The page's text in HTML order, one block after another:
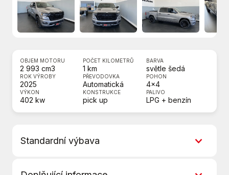
OBJEM MOTORU
2 993 cm3
POČET KILOMETRŮ
1 km
BARVA
světle šedá
ROK VÝROBY
2025
PŘEVODOVKA
Automatická
POHON
4x4
VÝKON
402 kw
KONSTRUKCE
pick up
PALIVO
LPG + benzín
Standardní výbava